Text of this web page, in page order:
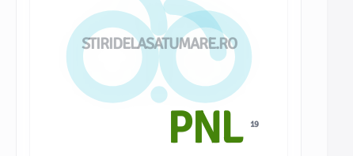
STIRIDELASATUMARE.RO
PNL 19